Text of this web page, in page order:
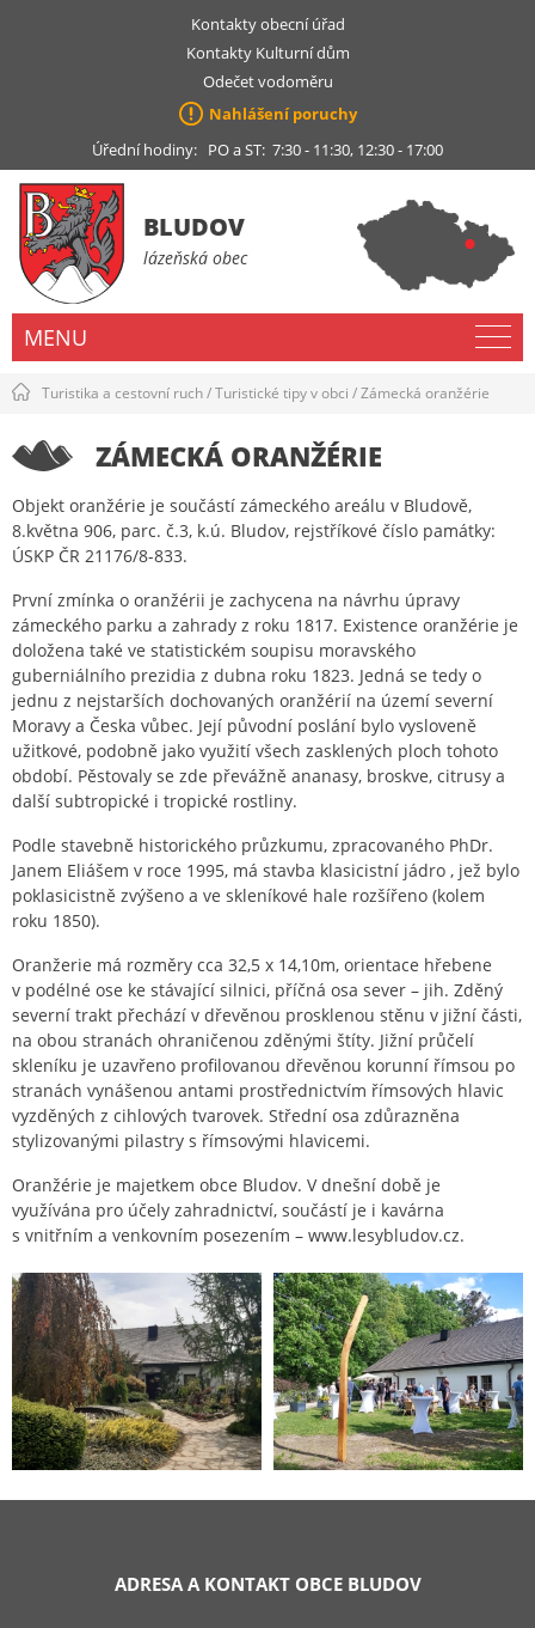
Kontakty obecní úřad
Kontakty Kulturní dům
Odečet vodoměru
Nahlášení poruchy
Úřední hodiny: PO a ST: 7:30 - 11:30, 12:30 - 17:00
BLUDOV
lázeňská obec
MENU
Turistika a cestovní ruch/Turistické tipy v obci /Zámecká oranžérie
ZÁMECKÁ ORANŽÉRIE
Objekt oranžérie je součástí zámeckého areálu v Bludově,
8.května 906, parc. č.3, k.ú. Bludov, rejstříkové číslo památky:
ÚSKP ČR 21176/8-833.
První zmínka o oranžérii je zachycena na návrhu úpravy
zámeckého parku a zahrady z roku 1817. Existence oranžérie je
doložena také ve statistickém soupisu moravského
guberniálního prezidia z dubna roku 1823. Jedná se tedy o
jednu z nejstarších dochovaných oranžérií na území severní
Moravy a Česka vůbec. Její původní poslání bylo vysloveně
užitkové, podobně jako využití všech zasklených ploch tohoto
období. Pěstovaly se zde převážně ananasy, broskve, citrusy a
další subtropické i tropické rostliny.
Podle stavebně historického průzkumu, zpracovaného PhDr.
Janem Eliášem v roce 1995, má stavba klasicistní jádro , jež bylo
poklasicistně zvýšeno a ve skleníkové hale rozšířeno (kolem
roku 1850).
Oranžerie má rozměry cca 32,5 x 14,10m, orientace hřebene
v podélné ose ke stávající silnici, příčná osa sever – jih. Zděný
severní trakt přechází v dřevěnou prosklenou stěnu v jižní části,
na obou stranách ohraničenou zděnými štíty. Jižní průčelí
skleníku je uzavřeno profilovanou dřevěnou korunní římsou po
stranách vynášenou antami prostřednictvím římsových hlavic
vyzděných z cihlových tvarovek. Střední osa zdůrazněna
stylizovanými pilastry s římsovými hlavicemi.
Oranžérie je majetkem obce Bludov. V dnešní době je
využívána pro účely zahradnictví, součástí je i kavárna
s vnitřním a venkovním posezením – www.lesybludov.cz.
ADRESA A KONTAKT OBCE BLUDOV